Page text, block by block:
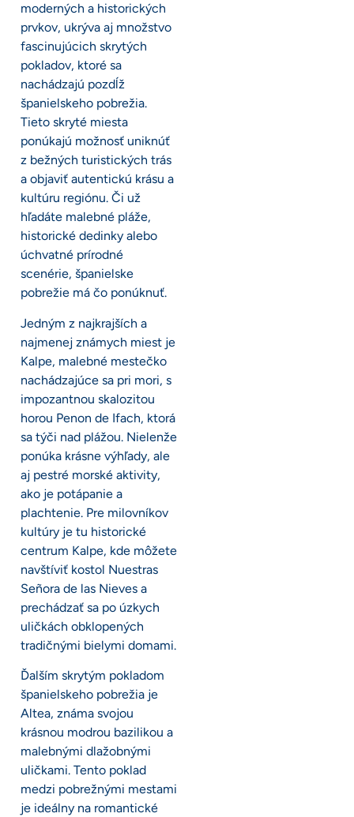
moderných a historických
prvkov, ukrýva aj množstvo
fascinujúcich skrytých
pokladov, ktoré sa
nachádzajú pozdĺž
španielskeho pobrežia.
Tieto skryté miesta
ponúkajú možnosť uniknúť
z bežných turistických trás
a objaviť autentickú krásu a
kultúru regiónu. Či už
hľadáte malebné pláže,
historické dedinky alebo
úchvatné prírodné
scenérie, španielske
pobrežie má čo ponúknuť.
Jedným z najkrajších a
najmenej známych miest je
Kalpe, malebné mestečko
nachádzajúce sa pri mori, s
impozantnou skalozitou
horou Penon de Ifach, ktorá
sa týči nad plážou. Nielenže
ponúka krásne výhľady, ale
aj pestré morské aktivity,
ako je potápanie a
plachtenie. Pre milovníkov
kultúry je tu historické
centrum Kalpe, kde môžete
navštíviť kostol Nuestras
Señora de las Nieves a
prechádzať sa po úzkych
uličkách obklopených
tradičnými bielymi domami.
Ďalším skrytým pokladom
španielskeho pobrežia je
Altea, známa svojou
krásnou modrou bazilikou a
malebnými dlažobnými
uličkami. Tento poklad
medzi pobrežnými mestami
je ideálny na romantické